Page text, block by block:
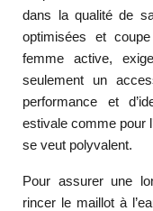
dans la qualité de
optimisées et
femme active,
seulement un
performance et
estivale comme pour
se veut polyvalent.
Pour assurer une
rincer le maillot à